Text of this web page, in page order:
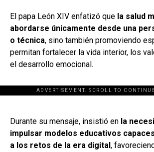
El papa León XIV enfatizó que la salud
abordarse únicamente desde una
o técnica, sino también promoviendo
permitan fortalecer la vida interior, los
el desarrollo emocional.
ADVERTISEMENT. SCROLL TO
[adsforwp
Durante su mensaje, insistió en la
impulsar modelos educativos
a los retos de la era digital ,